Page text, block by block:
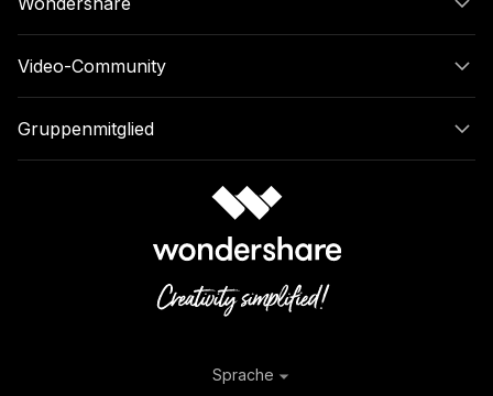
Video-Community
Gruppenmitglied
Sprache